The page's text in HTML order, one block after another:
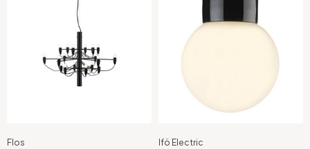
Flos Ifö Electric